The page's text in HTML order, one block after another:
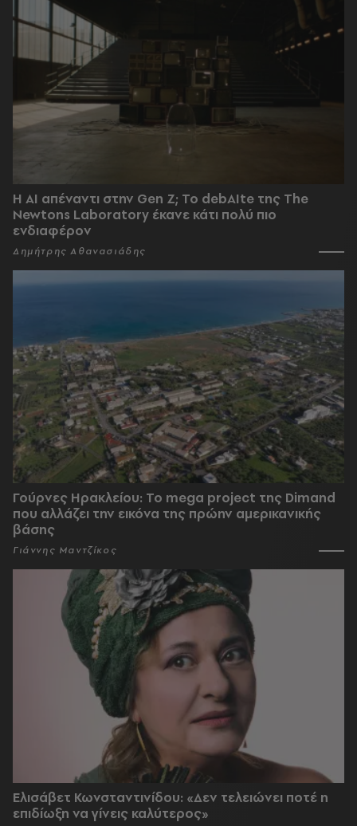
Η AI απέναντι στην Gen Z; Το debAIte της The
Newtons Laboratory έκανε κάτι πολύ πιο
ενδιαφέρον
Δημήτρης Αθανασιάδης
Γούρνες Ηρακλείου: To mega project της Dimand
που αλλάζει την εικόνα της πρώην αμερικανικής
βάσης
Γιάννης Μαντζίκος
Ελισάβετ Κωνσταντινίδου: «Δεν τελειώνει ποτέ η
επιδίωξη να γίνεις καλύτερος»